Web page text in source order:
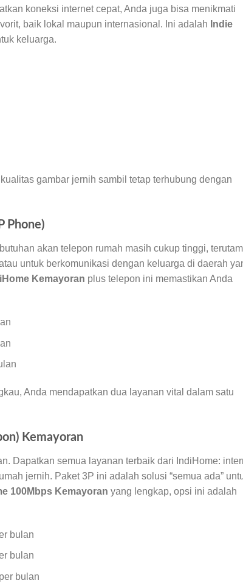
koneksi internet cepat, Anda juga bisa menikmati
baik lokal maupun internasional. Ini adalah Indie
keluarga.
gambar jernih sambil tetap terhubung dengan
Phone)
akan telepon rumah masih cukup tinggi,
untuk berkomunikasi dengan keluarga di daerah
Kemayoran plus telepon ini memastikan Anda
Anda mendapatkan dua layanan vital dalam satu
Kemayoran
Dapatkan semua layanan terbaik dari IndiHome:
jernih. Paket 3P ini adalah solusi “semua ada”
100Mbps Kemayoran yang lengkap, opsi ini adalah
bulan
bulan
bulan